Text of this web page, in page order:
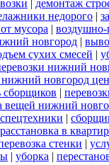
| демонтаж
недорого |
мусора | воздушно-
новгород |
сухих смесей |
нижний
нижний новгород
сборщиков |
вещей нижний
|
расстановка в
стенки |
| уборка |